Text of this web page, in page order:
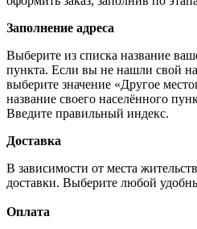
Заполнение адреса
Выберите из списка название
пункта. Если вы не нашли свой
выберите значение «Другое
название своего населённого
Введите правильный индекс.
Доставка
В зависимости от места
доставки. Выберите любой
Оплата